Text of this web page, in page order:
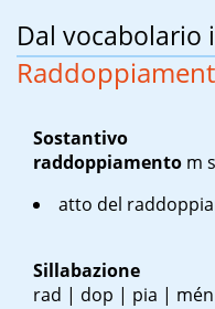
Dal vocabolario
Sostantivo
raddoppiamento m
atto del
Sillabazione
rad | dop | pia |